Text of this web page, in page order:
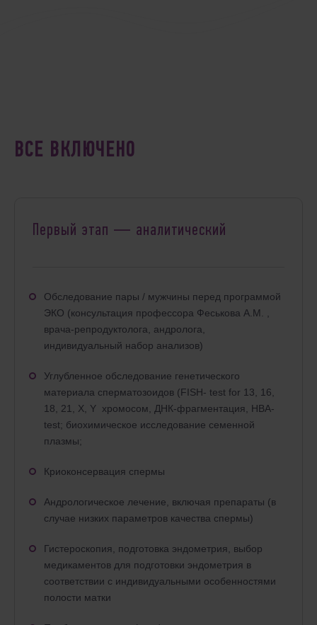
ВСЕ ВКЛЮЧЕНО
Первый этап — аналитический
Обследование пары / мужчины перед программой
ЭКО (консультация профессора Феськова А.М. ,
врача-репродуктолога, андролога,
индивидуальный набор анализов)
Углубленное обследование генетического
материала сперматозоидов (FISH- test for 13, 16,
18, 21, X, Y хромосом, ДНК-фрагментация, HBA-
test; биохимическое исследование семенной
плазмы;
Криоконсервация спермы
Андрологическое лечение, включая препараты (в
случае низких параметров качества спермы)
Гистероскопия, подготовка эндометрия, выбор
медикаментов для подготовки эндометрия в
соответствии с индивидуальными особенностями
полости матки